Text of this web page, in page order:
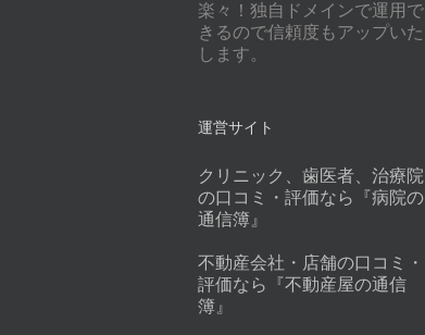
楽々！独自ドメインで運用で
きるので信頼度もアップいた
します。
運営サイト
クリニック、歯医者、治療院
の口コミ・評価なら『病院の
通信簿』
不動産会社・店舗の口コミ・
評価なら『不動産屋の通信
簿』